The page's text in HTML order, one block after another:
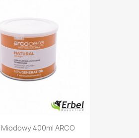
400ml ARCO